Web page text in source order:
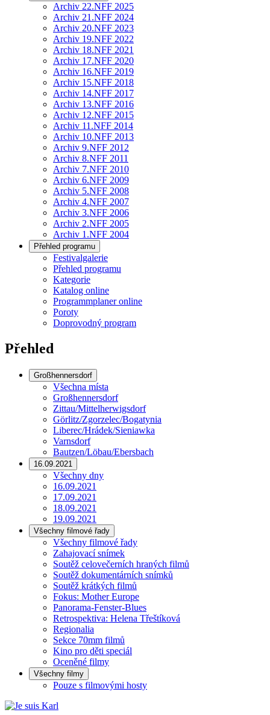
Archiv 22.NFF 2025
Archiv 21.NFF 2024
Archiv 20.NFF 2023
Archiv 19.NFF 2022
Archiv 18.NFF 2021
Archiv 17.NFF 2020
Archiv 16.NFF 2019
Archiv 15.NFF 2018
Archiv 14.NFF 2017
Archiv 13.NFF 2016
Archiv 12.NFF 2015
Archiv 11.NFF 2014
Archiv 10.NFF 2013
Archiv 9.NFF 2012
Archiv 8.NFF 2011
Archiv 7.NFF 2010
Archiv 6.NFF 2009
Archiv 5.NFF 2008
Archiv 4.NFF 2007
Archiv 3.NFF 2006
Archiv 2.NFF 2005
Archiv 1.NFF 2004
Přehled programu
Festivalgalerie
Přehled programu
Kategorie
Katalog online
Programmplaner online
Poroty
Doprovodný program
Přehled
Großhennersdorf
Všechna místa
Großhennersdorf
Zittau/Mittelherwigsdorf
Görlitz/Zgorzelec/Bogatynia
Liberec/Hrádek/Sieniawka
Varnsdorf
Bautzen/Löbau/Ebersbach
16.09.2021
Všechny dny
16.09.2021
17.09.2021
18.09.2021
19.09.2021
Všechny filmové řady
Všechny filmové řady
Zahajovací snímek
Soutěž celovečerních hraných filmů
Soutěž dokumentárních snímků
Soutěž krátkých filmů
Fokus: Mother Europe
Panorama-Fenster-Blues
Retrospektiva: Helena Třeštíková
Regionalia
Sekce 70mm filmů
Kino pro děti speciál
Oceněné filmy
Všechny filmy
Pouze s filmovými hosty